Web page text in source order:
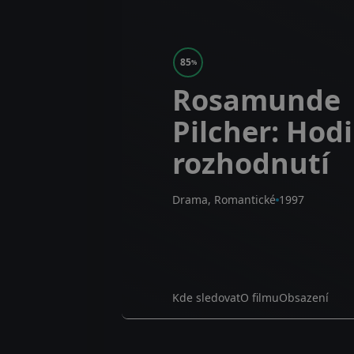
85%
Rosamunde
Pilcher:
rozhodnutí
Drama, Romantické 1997
Kde sledovatO filmuObsazení